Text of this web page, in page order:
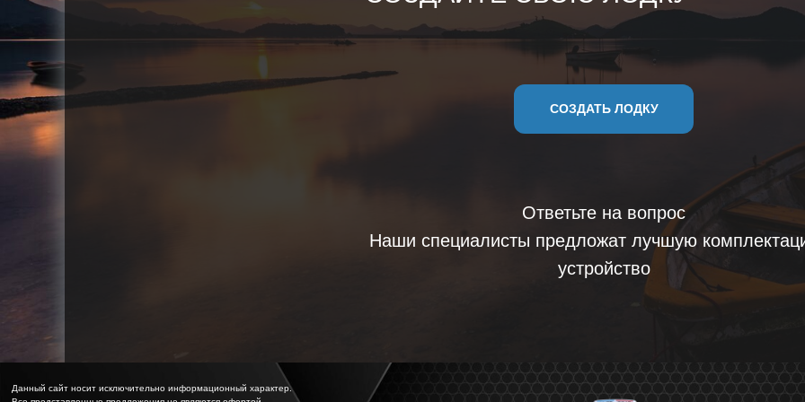
Ответьте на вопрос
Наши специалисты предложат лучшую
устройство
СОЗДАТЬ ЛОДКУ
Данный сайт носит исключительно информационный характер.